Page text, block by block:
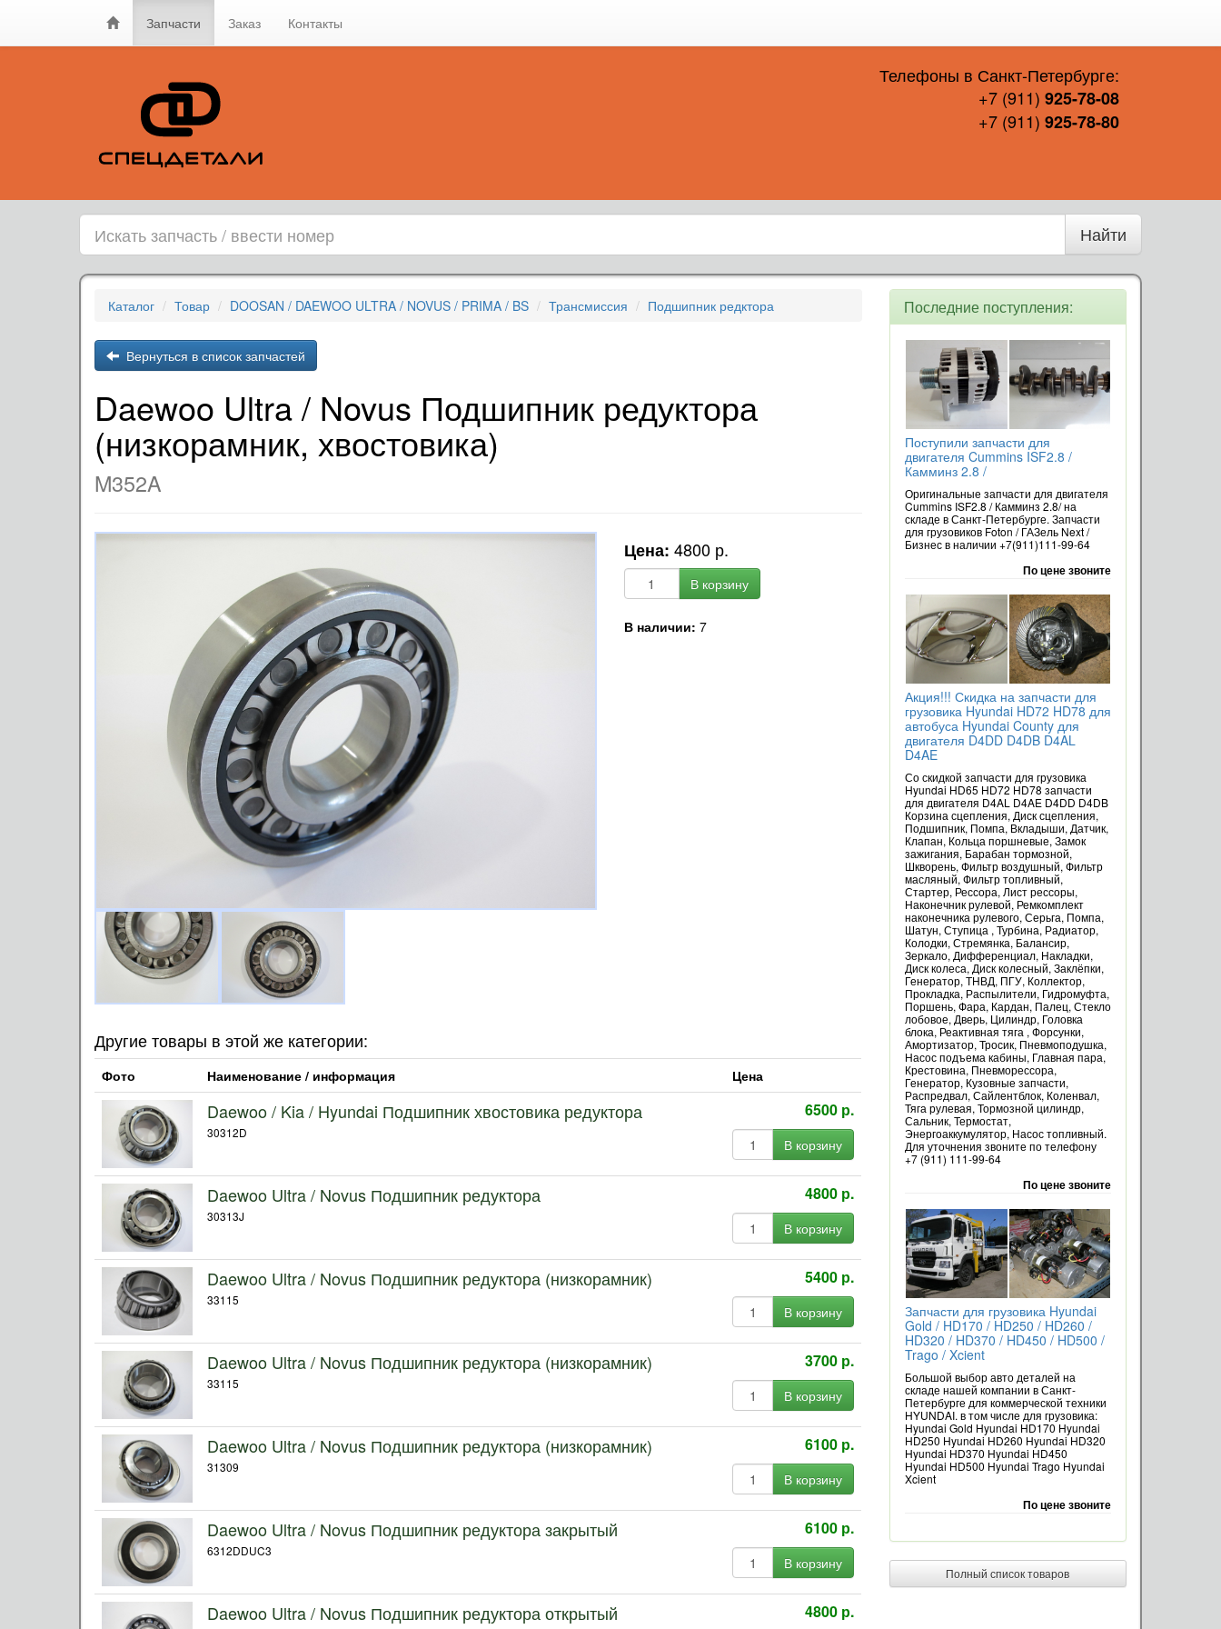
Запчасти Заказ Контакты
Телефоны в Санкт-Петербурге:
+7 (911) 925-78-08
+7 (911) 925-78-80
Найти
Каталог Товар DOOSAN / DAEWOO ULTRA / NOVUS / PRIMA / BS Трансмиссия Подшипник редктора
Вернуться в список запчастей
Daewoo Ultra / Novus Подшипник редуктора
(низкорамник, хвостовика)
M352A
Цена: 4800 р.
В корзину
В наличии: 7
Другие товары в этой же категории:
Фото Наименование / информация Цена
Daewoo / Kia / Hyundai Подшипник хвостовика редуктора
30312D
6500 р.
В корзину
Daewoo Ultra / Novus Подшипник редуктора
30313J
4800 р.
В корзину
Daewoo Ultra / Novus Подшипник редуктора (низкорамник)
33115
5400 р.
В корзину
Daewoo Ultra / Novus Подшипник редуктора (низкорамник)
33115
3700 р.
В корзину
Daewoo Ultra / Novus Подшипник редуктора (низкорамник)
31309
6100 р.
В корзину
Daewoo Ultra / Novus Подшипник редуктора закрытый
6312DDUC3
6100 р.
В корзину
Daewoo Ultra / Novus Подшипник редуктора открытый 4800 р.
Последние поступления:
Поступили запчасти для
двигателя Cummins ISF2.8 /
Камминз 2.8 /
Оригинальные запчасти для двигателя
Cummins ISF2.8 / Камминз 2.8/ на
складе в Санкт-Петербурге. Запчасти
для грузовиков Foton / ГАЗель Next /
Бизнес в наличии +7(911)111-99-64
По цене звоните
Акция!!! Скидка на запчасти для
грузовика Hyundai HD72 HD78 для
автобуса Hyundai County для
двигателя D4DD D4DB D4AL
D4AE
Со скидкой запчасти для грузовика
Hyundai HD65 HD72 HD78 запчасти
для двигателя D4AL D4AE D4DD D4DB
Корзина сцепления, Диск сцепления,
Подшипник, Помпа, Вкладыши, Датчик,
Клапан, Кольца поршневые, Замок
зажигания, Барабан тормозной,
Шкворень, Фильтр воздушный, Фильтр
масляный, Фильтр топливный,
Стартер, Рессора, Лист рессоры,
Наконечник рулевой, Ремкомплект
наконечника рулевого, Серьга, Помпа,
Шатун, Ступица , Турбина, Радиатор,
Колодки, Стремянка, Балансир,
Зеркало, Дифференциал, Накладки,
Диск колеса, Диск колесный, Заклёпки,
Генератор, ТНВД, ПГУ, Коллектор,
Прокладка, Распылители, Гидромуфта,
Поршень, Фара, Кардан, Палец, Стекло
лобовое, Дверь, Цилиндр, Головка
блока, Реактивная тяга , Форсунки,
Амортизатор, Тросик, Пневмоподушка,
Насос подъема кабины, Главная пара,
Крестовина, Пневморессора,
Генератор, Кузовные запчасти,
Распредвал, Сайлентблок, Коленвал,
Тяга рулевая, Тормозной цилиндр,
Сальник, Термостат,
Энергоаккумулятор, Насос топливный.
Для уточнения звоните по телефону
+7 (911) 111-99-64
По цене звоните
Запчасти для грузовика Hyundai
Gold / HD170 / HD250 / HD260 /
HD320 / HD370 / HD450 / HD500 /
Trago / Xcient
Большой выбор авто деталей на
складе нашей компании в Санкт-
Петербурге для коммерческой техники
HYUNDAI. в том числе для грузовика:
Hyundai Gold Hyundai HD170 Hyundai
HD250 Hyundai HD260 Hyundai HD320
Hyundai HD370 Hyundai HD450
Hyundai HD500 Hyundai Trago Hyundai
Xcient
По цене звоните
Полный список товаров